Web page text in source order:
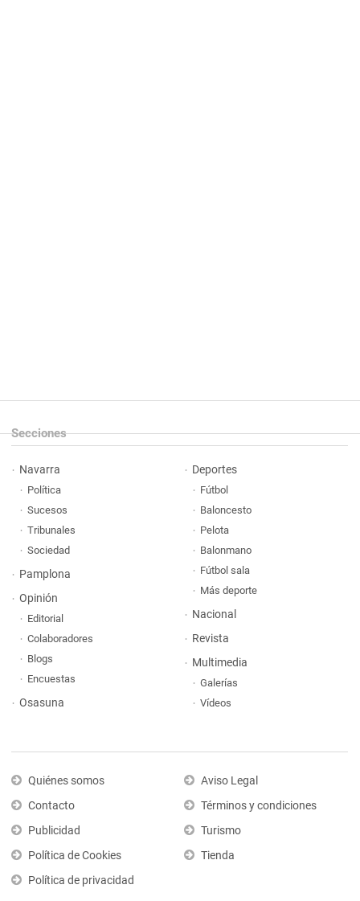
Secciones
Navarra
Política
Sucesos
Tribunales
Sociedad
Pamplona
Opinión
Editorial
Colaboradores
Blogs
Encuestas
Osasuna
Deportes
Fútbol
Baloncesto
Pelota
Balonmano
Fútbol sala
Más deporte
Nacional
Revista
Multimedia
Galerías
Vídeos
Quiénes somos
Contacto
Publicidad
Política de Cookies
Política de privacidad
Aviso Legal
Términos y condiciones
Turismo
Tienda